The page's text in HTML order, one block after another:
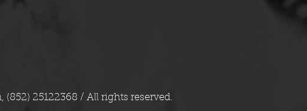
, (852) 25122368 / All rights reserved.